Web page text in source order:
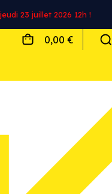
23 juillet 2026 12h !
0,00 €